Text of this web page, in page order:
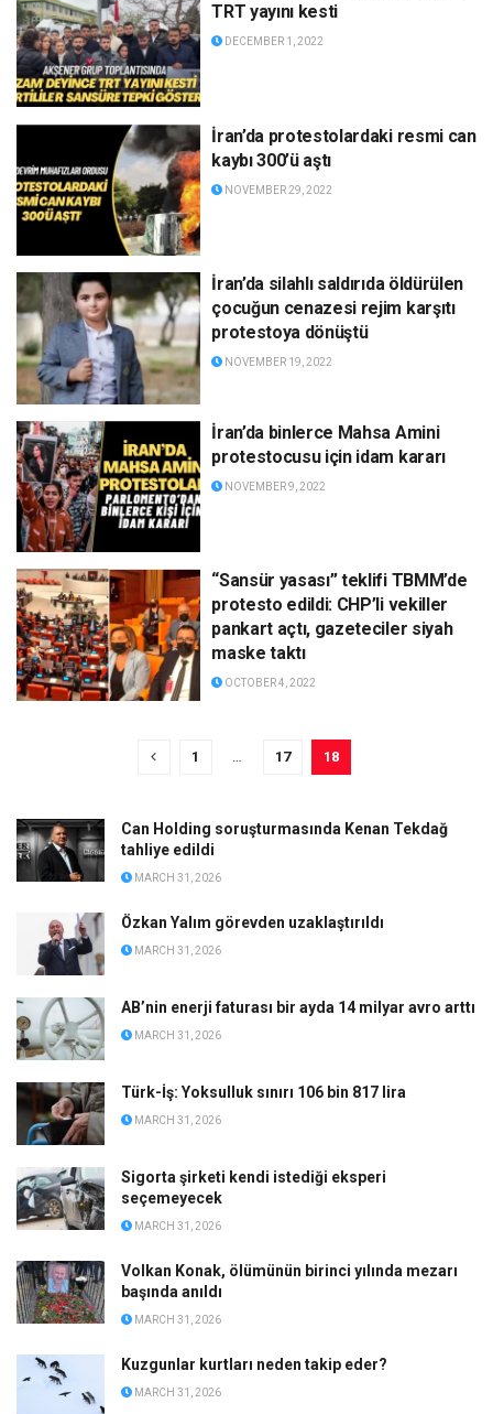
TRT yayını kesti
DECEMBER 1, 2022
İran’da protestolardaki resmi can
kaybı 300’ü aştı
NOVEMBER 29, 2022
İran’da silahlı saldırıda öldürülen
çocuğun cenazesi rejim karşıtı
protestoya dönüştü
NOVEMBER 19, 2022
İran’da binlerce Mahsa Amini
protestocusu için idam kararı
NOVEMBER 9, 2022
“Sansür yasası” teklifi TBMM’de
protesto edildi: CHP’li vekiller
pankart açtı, gazeteciler siyah
maske taktı
OCTOBER 4, 2022
1 17 18
Can Holding soruşturmasında Kenan Tekdağ
tahliye edildi
MARCH 31, 2026
Özkan Yalım görevden uzaklaştırıldı
MARCH 31, 2026
AB’nin enerji faturası bir ayda 14 milyar avro arttı
MARCH 31, 2026
Türk-İş: Yoksulluk sınırı 106 bin 817 lira
MARCH 31, 2026
Sigorta şirketi kendi istediği eksperi
seçemeyecek
MARCH 31, 2026
Volkan Konak, ölümünün birinci yılında mezarı
başında anıldı
MARCH 31, 2026
Kuzgunlar kurtları neden takip eder?
MARCH 31, 2026